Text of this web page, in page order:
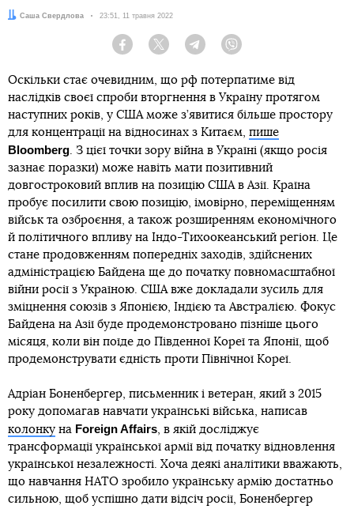
Автор:
Саша Свердлова Дата:
23:51, 11 травня 2022
Facebook Twitter Telegram
Оскільки стає очевидним, що рф потерпатиме від
наслідків своєї спроби вторгнення в Україну протягом
наступних років, у США може з’явитися більше простору
для концентрації на відносинах з Китаєм, пише
Bloomberg. З цієї точки зору війна в Україні (якщо росія
зазнає поразки) може навіть мати позитивний
довгостроковий вплив на позицію США в Азії. Країна
пробує посилити свою позицію, імовірно, переміщенням
військ та озброєння, а також розширенням економічного
й політичного впливу на Індо-Тихоокеанський регіон. Це
стане продовженням попередніх заходів, здійснених
адміністрацією Байдена ще до початку повномасштабної
війни росії з Україною. США вже докладали зусиль для
зміцнення союзів з Японією, Індією та Австралією. Фокус
Байдена на Азії буде продемонстровано пізніше цього
місяця, коли він поїде до Південної Кореї та Японії, щоб
продемонструвати єдність проти Північної Кореї.
Адріан Боненбергер, письменник і ветеран, який з 2015
року допомагав навчати українські війська, написав
колонку на Foreign Affairs, в якій досліджує
трансформації української армії від початку відновлення
української незалежності. Хоча деякі аналітики вважають,
що навчання НАТО зробило українську армію достатньо
сильною, щоб успішно дати відсіч росії, Боненбергер